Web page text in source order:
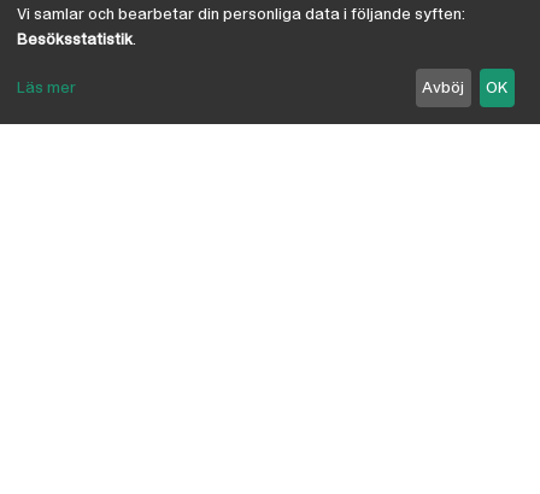
Vi samlar och bearbetar din personliga data i följande syften:
Besöksstatistik.
Läs mer Avböj OK